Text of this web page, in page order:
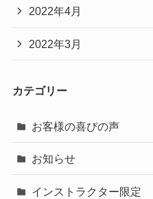
2022年4月
2022年3月
カテゴリー
お客様の喜びの声
お知らせ
インストラクター限定